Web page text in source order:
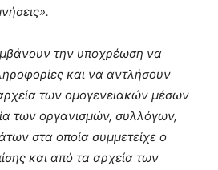
την υποχρέωση να
και να αντλήσουν
των ομογενειακών μέσων
των οργανισμών, συλλόγων,
στα οποία συμμετείχε ο
και από τα αρχεία των